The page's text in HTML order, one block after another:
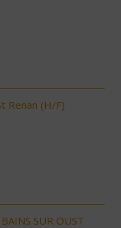
Renan (H/F)
SUR OUST